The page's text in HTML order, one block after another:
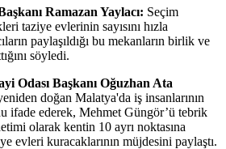
Ramazan Yaylacı: Seçim
taziye evlerinin sayısını hızla
paylaşıldığı bu mekanların birlik ve
söyledi.
Odası Başkanı Oğuzhan Ata
doğan Malatya'da iş insanlarının
ifade ederek, Mehmet Güngör’ü tebrik
olarak kentin 10 ayrı noktasına
evleri kuracaklarının müjdesini paylaştı.